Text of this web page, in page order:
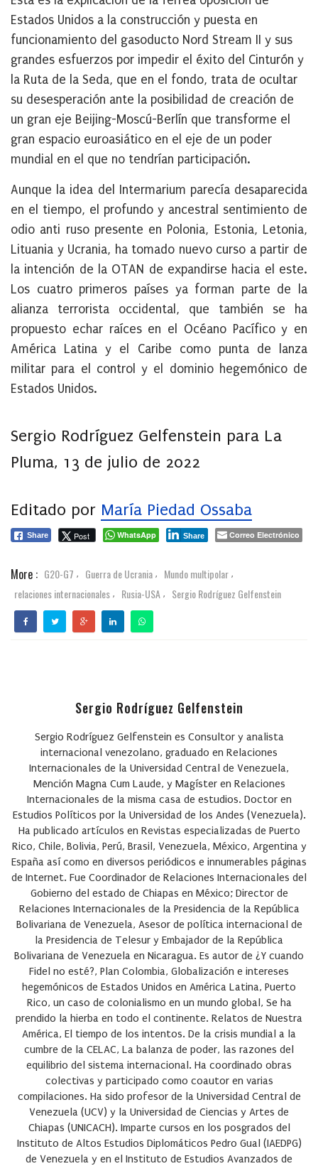
Estados Unidos a la construcción y puesta en
funcionamiento del gasoducto Nord Stream II y sus
grandes esfuerzos por impedir el éxito del Cinturón y
la Ruta de la Seda, que en el fondo, trata de ocultar
su desesperación ante la posibilidad de creación de
un gran eje Beijing-Moscú-Berlín que transforme el
gran espacio euroasiático en el eje de un poder
mundial en el que no tendrían participación.
Aunque la idea del Intermarium parecía desaparecida
en el tiempo, el profundo y ancestral sentimiento de
odio anti ruso presente en Polonia, Estonia, Letonia,
Lituania y Ucrania, ha tomado nuevo curso a partir de
la intención de la OTAN de expandirse hacia el este.
Los cuatro primeros países ya forman parte de la
alianza terrorista occidental, que también se ha
propuesto echar raíces en el Océano Pacífico y en
América Latina y el Caribe como punta de lanza
militar para el control y el dominio hegemónico de
Estados Unidos.
Sergio Rodríguez Gelfenstein para La
Pluma, 13 de julio de 2022
Editado por María Piedad Ossaba
Share Post WhatsApp Share Correo Electrónico
More : G20-G7 , Guerra de Ucrania , Mundo multipolar ,
relaciones internacionales , Rusia-USA , Sergio Rodríguez Gelfenstein
Sergio Rodríguez Gelfenstein
Sergio Rodríguez Gelfenstein es Consultor y analista
internacional venezolano, graduado en Relaciones
Internacionales de la Universidad Central de Venezuela,
Mención Magna Cum Laude, y Magíster en Relaciones
Internacionales de la misma casa de estudios. Doctor en
Estudios Políticos por la Universidad de los Andes (Venezuela).
Ha publicado artículos en Revistas especializadas de Puerto
Rico, Chile, Bolivia, Perú, Brasil, Venezuela, México, Argentina y
España así como en diversos periódicos e innumerables páginas
de Internet. Fue Coordinador de Relaciones Internacionales del
Gobierno del estado de Chiapas en México; Director de
Relaciones Internacionales de la Presidencia de la República
Bolivariana de Venezuela, Asesor de política internacional de
la Presidencia de Telesur y Embajador de la República
Bolivariana de Venezuela en Nicaragua. Es autor de ¿Y cuando
Fidel no esté?, Plan Colombia, Globalización e intereses
hegemónicos de Estados Unidos en América Latina, Puerto
Rico, un caso de colonialismo en un mundo global, Se ha
prendido la hierba en todo el continente. Relatos de Nuestra
América, El tiempo de los intentos. De la crisis mundial a la
cumbre de la CELAC, La balanza de poder, las razones del
equilibrio del sistema internacional. Ha coordinado obras
colectivas y participado como coautor en varias
compilaciones. Ha sido profesor de la Universidad Central de
Venezuela (UCV) y la Universidad de Ciencias y Artes de
Chiapas (UNICACH). Imparte cursos en los posgrados del
Instituto de Altos Estudios Diplomáticos Pedro Gual (IAEDPG)
de Venezuela y en el Instituto de Estudios Avanzados de